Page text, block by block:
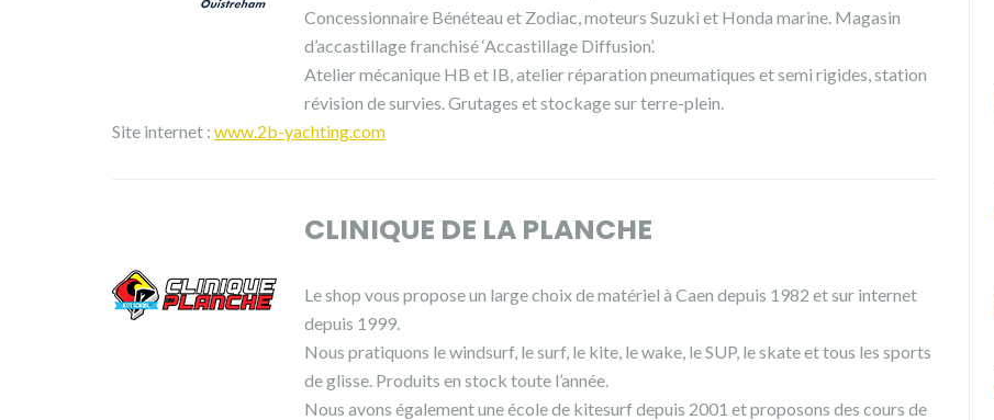
Concessionnaire Bénéteau et Zodiac, moteurs Suzuki et Honda marine. Magasin
d’accastillage franchisé ‘Accastillage Diffusion’.
Atelier mécanique HB et IB, atelier réparation pneumatiques et semi rigides, station
révision de survies. Grutages et stockage sur terre-plein.
Site internet : www.2b-yachting.com
CLINIQUE DE LA PLANCHE
Le shop vous propose un large choix de matériel à Caen depuis 1982 et sur internet
depuis 1999.
Nous pratiquons le windsurf, le surf, le kite, le wake, le SUP, le skate et tous les sports
de glisse. Produits en stock toute l’année.
Nous avons également une école de kitesurf depuis 2001 et proposons des cours de